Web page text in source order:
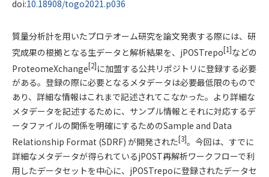
DOI
doi:10.18908/togo2021.p036
概要
質量分析計を用いたプロテオーム研究を論文発表する際には、研
究成果の根拠となる生データと解析結果を、jPOSTrepo[1]などの
ProteomeXchange[2]に加盟する公共リポジトリに登録する必要
がある。登録の際に必要となるメタデータは必要最低限のもので
あり、詳細な情報はこれまで記述されてこなかった。より詳細な
メタデータを記述するために、サンプル情報とそれに対応するデ
ータファイルの関係を明確にするためのSample and Data
Relationship Format (SDRF) が開発された[3]。今回は、すでに
詳細なメタデータが得られているjPOST再解析ワークフローで利
用したデータセットを中心に、jPOSTrepoに登録されたデータセ